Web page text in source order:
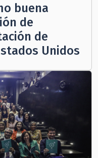
buena
de
de
Unidos